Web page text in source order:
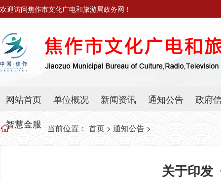
欢迎访问焦作市文化广电和旅游局政务网！
网站首页 单位概况 新闻资讯 通知公告
政府
智慧金服
当前位置： 首页 > 通知公告 >
关于印发